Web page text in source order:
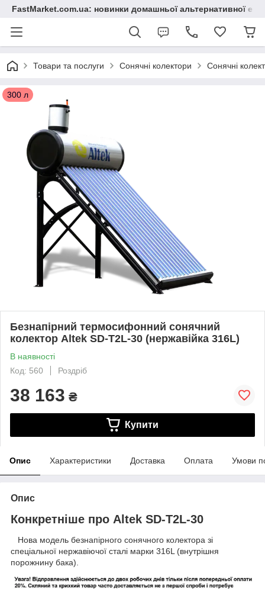
FastMarket.com.ua: новинки домашньої альтернативної
Товари та послуги Сонячні колектори Сонячні
300 л
Безнапірний термосифонний сонячний
колектор Altek SD-T2L-30 (нержавійка 316L)
В наявності
Код: 560
Роздріб
38 163 ₴
Купити
Опис Характеристики Доставка Оплата Умови
Опис
Конкретніше про Altek SD-T2L-30
Нова модель безнапірного сонячного колектора зі
спеціальної нержавіючої сталі марки 316L (внутрішня
порожнину бака).